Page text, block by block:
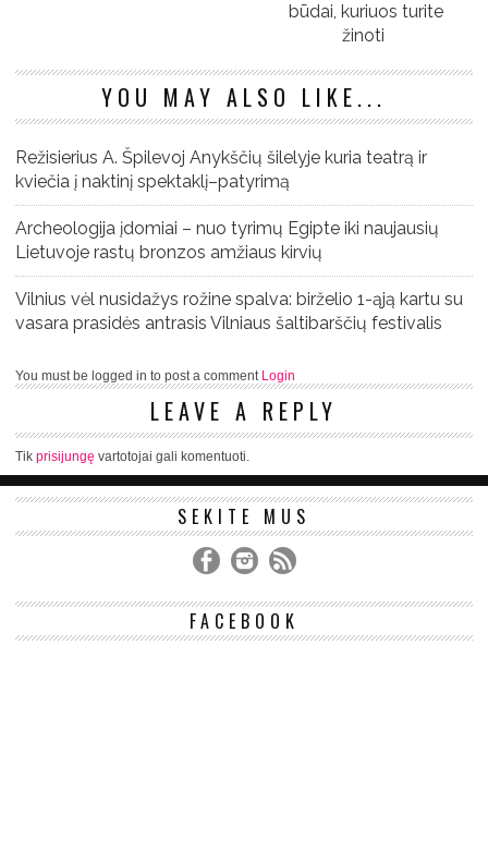
būdai, kuriuos turite
žinoti ​​​​​​​
YOU MAY ALSO LIKE...
Režisierius A. Špilevoj Anykščių šilelyje kuria teatrą ir
kviečia į naktinį spektaklį–patyrimą
Archeologija įdomiai – nuo tyrimų Egipte iki naujausių
Lietuvoje rastų bronzos amžiaus kirvių
Vilnius vėl nusidažys rožine spalva: birželio 1-ąją kartu su
vasara prasidės antrasis Vilniaus šaltibarščių festivalis
You must be logged in to post a comment Login
LEAVE A REPLY
Tik prisijungę vartotojai gali komentuoti.
SEKITE MUS
FACEBOOK